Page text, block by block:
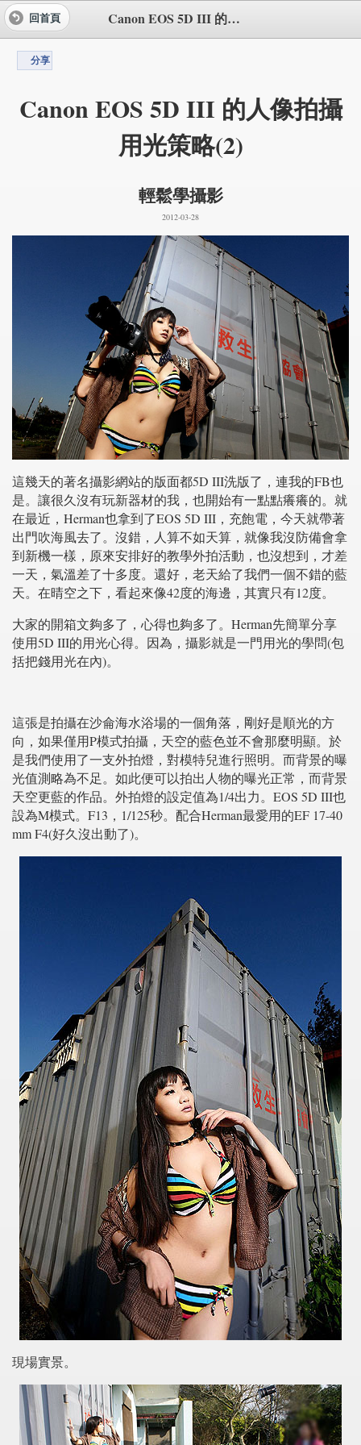
Canon EOS 5D III 的人像拍攝用光策略(2)
回首頁
分享
Canon EOS 5D III 的人像拍攝
用光策略(2)
輕鬆學攝影
2012-03-28
這幾天的著名攝影網站的版面都5D III洗版了，連我的FB也
是。讓很久沒有玩新器材的我，也開始有一點點癢癢的。就
在最近，Herman也拿到了EOS 5D III，充飽電，今天就帶著
出門吹海風去了。沒錯，人算不如天算，就像我沒防備會拿
到新機一樣，原來安排好的教學外拍活動，也沒想到，才差
一天，氣溫差了十多度。還好，老天給了我們一個不錯的藍
天。在晴空之下，看起來像42度的海邊，其實只有12度。
大家的開箱文夠多了，心得也夠多了。Herman先簡單分享
使用5D III的用光心得。因為，攝影就是一門用光的學問(包
括把錢用光在內)。
這張是拍攝在沙侖海水浴場的一個角落，剛好是順光的方
向，如果僅用P模式拍攝，天空的藍色並不會那麼明顯。於
是我們使用了一支外拍燈，對模特兒進行照明。而背景的曝
光值測略為不足。如此便可以拍出人物的曝光正常，而背景
天空更藍的作品。外拍燈的設定值為1/4出力。EOS 5D III也
設為M模式。F13，1/125秒。配合Herman最愛用的EF 17-40
mm F4(好久沒出動了)。
現場實景。